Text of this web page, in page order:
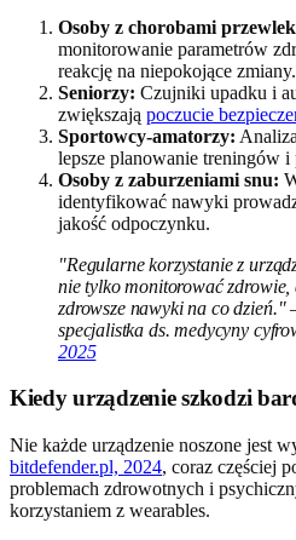
Osoby z chorobami
monitorowanie parametrów
reakcję na niepokojące zmiany.
Seniorzy: Czujniki upadku i
zwiększają poczucie
Sportowcy-amatorzy:
lepsze planowanie treningów
Osoby z zaburzeniami snu:
identyfikować nawyki
jakość odpoczynku.
"Regularne korzystanie z
nie tylko monitorować zdrowie,
zdrowsze nawyki na co
specjalistka ds. medycyny
2025
Kiedy urządzenie szkodzi
Nie każde urządzenie noszone jest
bitdefender.pl, 2024, coraz częściej
problemach zdrowotnych i
korzystaniem z wearables.